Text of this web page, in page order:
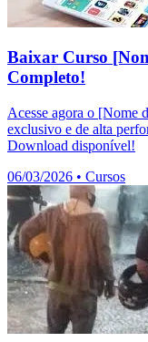
Baixar Curso
Completo!
Acesse agora o [Nome
exclusivo e de alta
Download disponível!
06/03/2026 • Cursos